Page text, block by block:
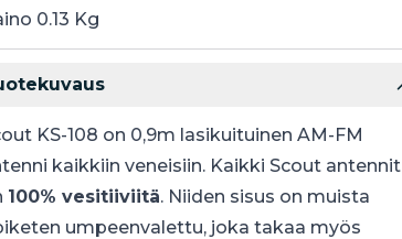
0.13 Kg
KS-108 on 0,9m lasikuituinen AM-FM
kaikkiin veneisiin. Kaikki Scout antennit
100% vesitiiviitä. Niiden sisus on muista
umpeenvalettu, joka takaa myös